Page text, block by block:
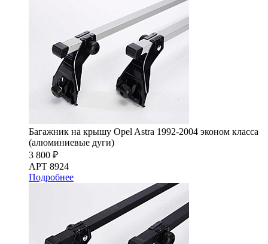
Багажник на крышу Opel Astra 1992-2004 эконом класса
(алюминиевые дуги)
3 800 ₽
АРТ 8924
Подробнее